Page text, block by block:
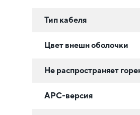
Тип кабеля
Цвет внешн оболочки
Не распространяет
APC-версия